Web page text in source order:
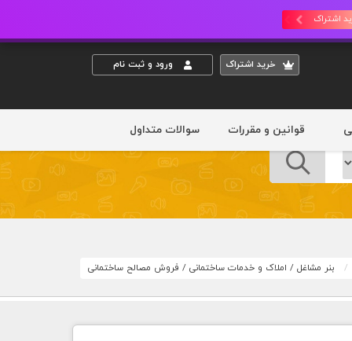
اشتراک
خريد اشتراک ورود و ثبت نام
قوانین و مقررات سوالات متداول
بنر مشاغل / املاک و خدمات ساختمانی / فروش مصالح ساختمانی